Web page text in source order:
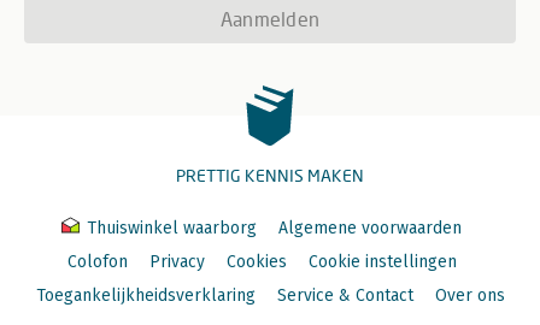
Aanmelden
PRETTIG KENNIS MAKEN
Thuiswinkel waarborg
Algemene voorwaarden
Colofon
Privacy Cookies
Cookie instellingen
Toegankelijkheidsverklaring
Service & Contact Over ons